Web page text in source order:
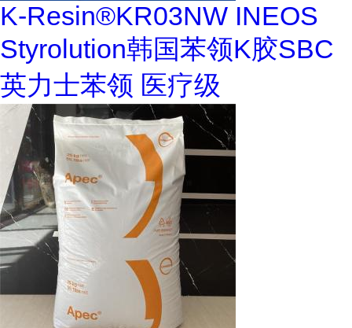
K-Resin®KR03NW INEOS
Styrolution韩国苯领K胶SBC
英力士苯领 医疗级